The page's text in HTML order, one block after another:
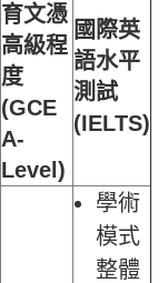
育文憑
高級程
度
(GCE
A-
Level)
國際英
語水平
測試
(IELTS)
學術
模式
整體